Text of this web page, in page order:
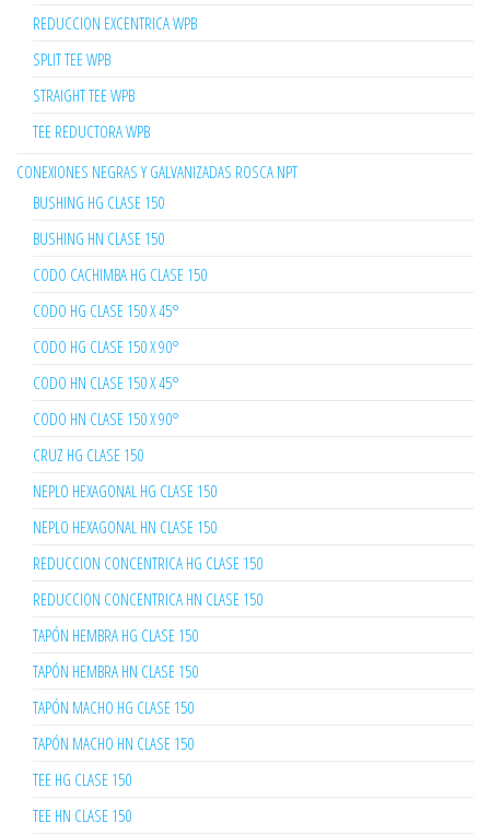
REDUCCION EXCENTRICA WPB
SPLIT TEE WPB
STRAIGHT TEE WPB
TEE REDUCTORA WPB
CONEXIONES NEGRAS Y GALVANIZADAS ROSCA NPT
BUSHING HG CLASE 150
BUSHING HN CLASE 150
CODO CACHIMBA HG CLASE 150
CODO HG CLASE 150 X 45°
CODO HG CLASE 150 X 90°
CODO HN CLASE 150 X 45°
CODO HN CLASE 150 X 90°
CRUZ HG CLASE 150
NEPLO HEXAGONAL HG CLASE 150
NEPLO HEXAGONAL HN CLASE 150
REDUCCION CONCENTRICA HG CLASE 150
REDUCCION CONCENTRICA HN CLASE 150
TAPÓN HEMBRA HG CLASE 150
TAPÓN HEMBRA HN CLASE 150
TAPÓN MACHO HG CLASE 150
TAPÓN MACHO HN CLASE 150
TEE HG CLASE 150
TEE HN CLASE 150